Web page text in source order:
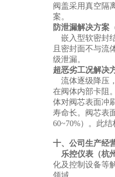
阀盖采用真空隔
案。
防泄漏解决方案
嵌入型软密封
且密封面不与流
级泄漏。
超恶劣工况解决
流体逐级降压
在阀体内部卡阻
体对阀芯表面冲
寿命长。阀芯表
60~70%）。此
十、公司生产经
乐控仪表（杭
化及控制设备等
领域。